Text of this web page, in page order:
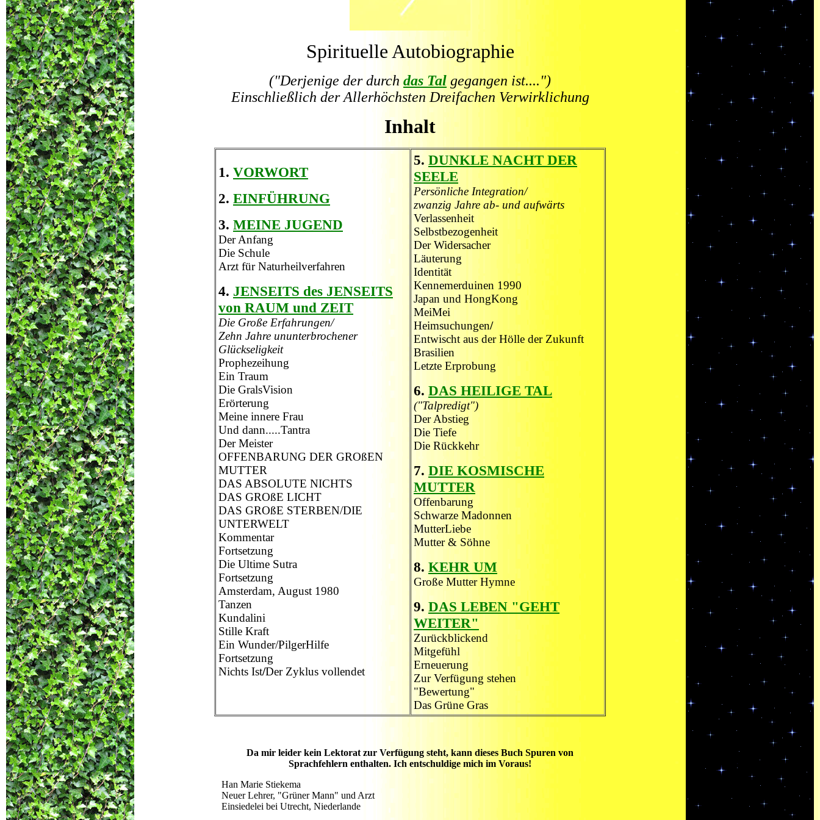
Spirituelle Autobiographie
("Derjenige der durch das Tal gegangen ist....")
Einschließlich der Allerhöchsten Dreifachen Verwirklichung
Inhalt
1. VORWORT
2. EINFÜHRUNG
3. MEINE JUGEND
Der Anfang
Die Schule
Arzt für Naturheilverfahren
4. JENSEITS des JENSEITS
von RAUM und ZEIT
Die Große Erfahrungen/
Zehn Jahre ununterbrochener
Glückseligkeit
Prophezeihung
Ein Traum
Die GralsVision
Erörterung
Meine innere Frau
Und dann.....Tantra
Der Meister
OFFENBARUNG DER GROßEN
MUTTER
DAS ABSOLUTE NICHTS
DAS GROßE LICHT
DAS GROßE STERBEN/DIE
UNTERWELT
Kommentar
Fortsetzung
Die Ultime Sutra
Fortsetzung
Amsterdam, August 1980
Tanzen
Kundalini
Stille Kraft
Ein Wunder/PilgerHilfe
Fortsetzung
Nichts Ist/Der Zyklus vollendet
5. DUNKLE NACHT DER
SEELE
Persönliche Integration/
zwanzig Jahre ab- und aufwärts
Verlassenheit
Selbstbezogenheit
Der Widersacher
Läuterung
Identität
Kennemerduinen 1990
Japan und HongKong
MeiMei
Heimsuchungen/
Entwischt aus der Hölle der Zukunft
Brasilien
Letzte Erprobung
6. DAS HEILIGE TAL
("Talpredigt")
Der Abstieg
Die Tiefe
Die Rückkehr
7. DIE KOSMISCHE
MUTTER
Offenbarung
Schwarze Madonnen
MutterLiebe
Mutter & Söhne
8. KEHR UM
Große Mutter Hymne
9. DAS LEBEN "GEHT
WEITER"
Zurückblickend
Mitgefühl
Erneuerung
Zur Verfügung stehen
"Bewertung"
Das Grüne Gras
Da mir leider kein Lektorat zur Verfügung steht, kann dieses Buch Spuren von
Sprachfehlern enthalten. Ich entschuldige mich im Voraus!
Han Marie Stiekema
Neuer Lehrer, "Grüner Mann" und Arzt
Einsiedelei bei Utrecht, Niederlande